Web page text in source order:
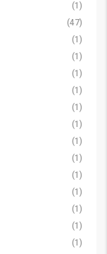
(1)
(47)
(1)
(1)
(1)
(1)
(1)
(1)
(1)
(1)
(1)
(1)
(1)
(1)
(1)